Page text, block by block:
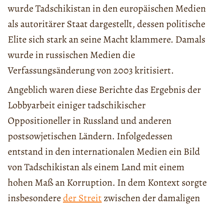
wurde Tadschikistan in den europäischen Medien
als autoritärer Staat dargestellt, dessen politische
Elite sich stark an seine Macht klammere. Damals
wurde in russischen Medien die
Verfassungsänderung von 2003 kritisiert.
Angeblich waren diese Berichte das Ergebnis der
Lobbyarbeit einiger tadschikischer
Oppositioneller in Russland und anderen
postsowjetischen Ländern. Infolgedessen
entstand in den internationalen Medien ein Bild
von Tadschikistan als einem Land mit einem
hohen Maß an Korruption. In dem Kontext sorgte
insbesondereder Streitzwischen der damaligen